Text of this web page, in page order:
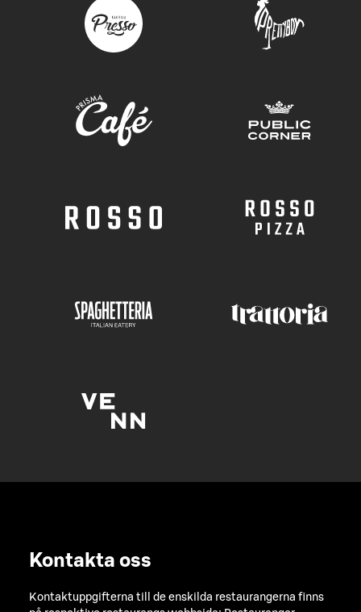
Kontakta oss
Kontaktuppgifterna till de enskilda restaurangerna finns